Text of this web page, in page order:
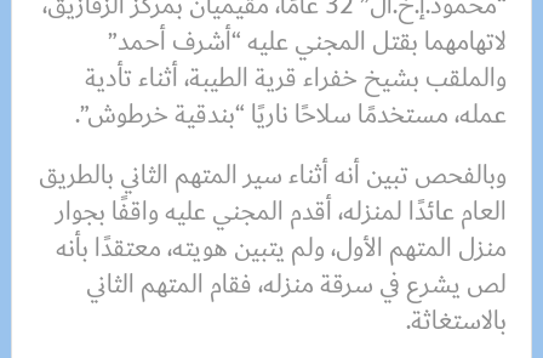
لاتهامهما بقتل المجني عليه “أشرف أحمد”
والملقب بشيخ خفراء قرية الطيبة، أثناء تأدية
عمله، مستخدمًا سلاحًا ناريًا “بندقية خرطوش”.
وبالفحص تبين أنه أثناء سير المتهم الثاني بالطريق
العام عائدًا لمنزله، أقدم المجني عليه واقفًا بجوار
منزل المتهم الأول، ولم يتبين هويته، معتقدًا بأنه
لص يشرع في سرقة منزله، فقام المتهم الثاني
بالاستغاثة.